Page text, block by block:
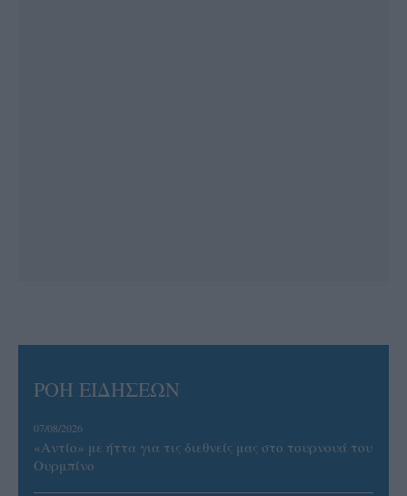
ΡΟΗ ΕΙΔΗΣΕΩΝ
07/08/2026
«Αντίο» με ήττα για τις διεθνείς μας στο τουρνουά του
Ουρμπίνο